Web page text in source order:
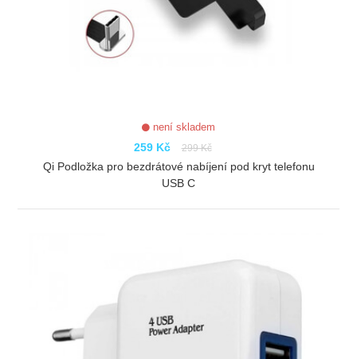
není skladem
259 Kč 299 Kč
Qi Podložka pro bezdrátové nabíjení pod kryt telefonu
USB C